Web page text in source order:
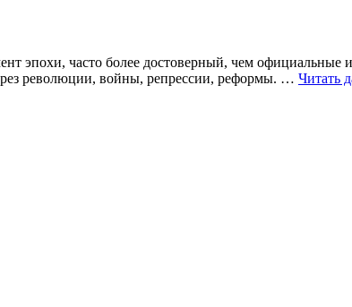
эпохи, часто более достоверный, чем официальные
революции, войны, репрессии, реформы. … Читать